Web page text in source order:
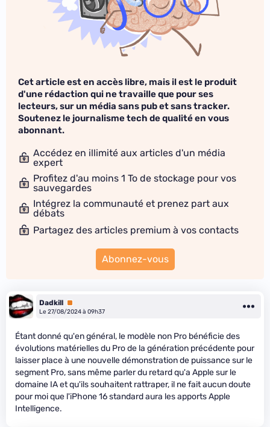
Cet article est en accès libre, mais il est le produit
d'une rédaction qui ne travaille que pour ses
lecteurs, sur un média sans pub et sans tracker.
Soutenez le journalisme tech de qualité en vous
abonnant.
Accédez en illimité aux articles d'un média
expert
Profitez d'au moins 1 To de stockage pour vos
sauvegardes
Intégrez la communauté et prenez part aux
débats
Partagez des articles premium à vos contacts
Abonnez-vous
Dadkill Premium
Le 27/08/2024 à 09h37
Étant donné qu'en général, le modèle non Pro bénéficie des
évolutions matérielles du Pro de la génération précédente pour
laisser place à une nouvelle démonstration de puissance sur le
segment Pro, sans même parler du retard qu'a Apple sur le
domaine IA et qu'ils souhaitent rattraper, il ne fait aucun doute
pour moi que l'iPhone 16 standard aura les apports Apple
Intelligence.